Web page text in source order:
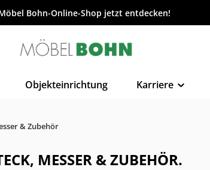
Bohn-Online-Shop jetzt entdecken!
Objekteinrichtung Karriere
& Zubehör
MESSER & ZUBEHÖR.